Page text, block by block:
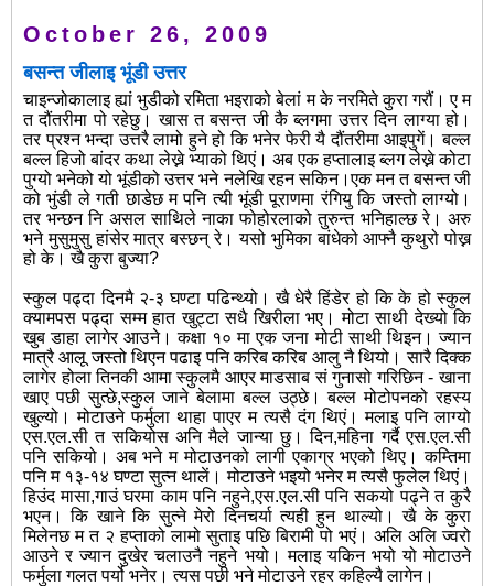
October 26, 2009
बसन्त जीलाइ भूंडी उत्तर
चाइन्जोकालाइ ह्यां भुडीको रमिता भइराको बेलां म के नरमिते कुरा गरौं। ए म
त दौंतरीमा पो रहेछु। खास त बसन्त जी कै ब्लगमा उत्तर दिन लाग्या हो।
तर प्रश्न भन्दा उत्तरै लामो हुने हो कि भनेर फेरी यै दौंतरीमा आइपुगें। बल्ल
बल्ल हिजो बांदर कथा लेख्ने भ्याको थिएं। अब एक हप्तालाइ ब्लग लेख्ने कोटा
पुग्यो भनेको यो भूंडीको उत्तर भने नलेखि रहन सकिन।एक मन त बसन्त जी
को भुंडी ले गती छाडेछ म पनि त्यी भूंडी पूराणमा रंगियु कि जस्तो लाग्यो।
तर भन्छन नि असल साथिले नाका फोहोरलाको तुरुन्त भनिहाल्छ रे। अरु
भने मुसुमुसु हांसेर मात्र बस्छन् रे। यसो भुमिका बांधेको आफ्नै कुथुरो पोख्न
हो के। खै कुरा बुज्या?
स्कुल पढ्दा दिनमै २-३ घण्टा पढिन्थ्यो। खै धेरै हिंडेर हो कि के हो स्कुल
क्यामपस पढ्दा सम्म हात खुट्टा सधै खिरीला भए। मोटा साथी देख्यो कि
खुब डाहा लागेर आउने। कक्षा १० मा एक जना मोटी साथी थिइन। ज्यान
मात्रै आलू जस्तो थिएन पढाइ पनि करिब करिब आलु नै थियो। सारै दिक्क
लागेर होला तिनकी आमा स्कुलमै आएर माडसाब सं गुनासो गरिछिन - खाना
खाए पछी सुत्छे,स्कुल जाने बेलामा बल्ल उठ्छे। बल्ल मोटोपनको रहस्य
खुल्यो। मोटाउने फर्मुला थाहा पाएर म त्यसै दंग थिएं। मलाइ पनि लाग्यो
एस.एल.सी त सकियोस अनि मैले जान्या छु। दिन,महिना गर्दै एस.एल.सी
पनि सकियो। अबभने म मोटाउनको लागी एकाग्र भएको थिए। कम्तिमा
पनि म १३-१४ घण्टा सुत्न थालें। मोटाउने भइयो भनेर म त्यसै फुलेल थिएं।
हिउंद मासा,गाउं घरमा काम पनि नहुने,एस.एल.सी पनि सकयो पढ्ने त कुरै
भएन। कि खाने कि सुत्ने मेरो दिनचर्या त्यही हुन थाल्यो। खै के कुरा
मिलेनछ म त २ हप्ताको लामो सुताइ पछि बिरामी पो भएं। अलि अलि ज्वरो
आउने र ज्यान दुखेर चलाउनै नहुने भयो। मलाइ यकिन भयो यो मोटाउने
फर्मुला गलत पर्यो भनेर। त्यस पछी भने मोटाउने रहर कहिल्यै लागेन।